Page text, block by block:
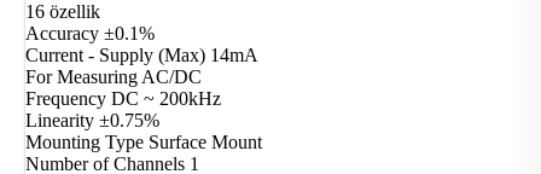
16 özellik
Accuracy ±0.1%
Current - Supply (Max) 14mA
For MeasuringAC/DC
Frequency DC ~ 200kHz
Linearity ±0.75%
Mounting Type Surface Mount
Number of Channels 1